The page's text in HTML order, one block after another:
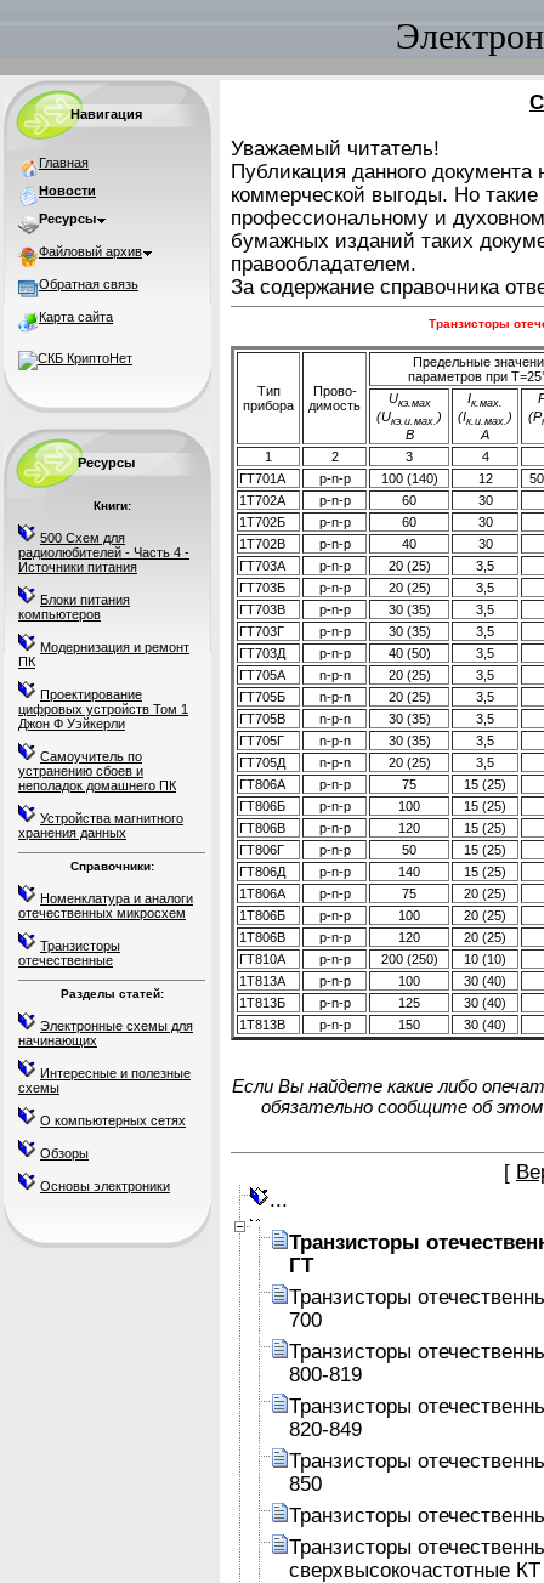
Навигация
Главная
Новости
Ресурсы
Файловый архив
Обратная связь
Карта сайта
Ресурсы
Книги:
500 Схем для
радиолюбителей - Часть 4 -
Источники питания
Блоки питания
компьютеров
Модернизация и ремонт
ПК
Проектирование
цифровых устройств Том 1
Джон Ф Уэйкерли
Самоучитель по
устранению сбоев и
неполадок домашнего ПК
Устройства магнитного
хранения данных
Справочники:
Номенклатура и аналоги
отечественных микросхем
Транзисторы
отечественные
Разделы статей:
Электронные схемы для
начинающих
Интересные и полезные
схемы
О компьютерных сетях
Обзоры
Основы электроники
Уважаемый читатель!
Публикация данного документа
коммерческой выгоды. Но
профессиональному и
бумажных изданий таких
правообладателем.
За содержание справочника
Транзисторы
Тип
прибора
Прово-
димость
Предельные
параметров при
Uкэ.мах
(Uкэ.и.мах.)
В
Iк.мах.
(Iк.и.мах.)
А
(Р
1 2 3
4
ГТ701А
p-n-p 100 (140) 12
1Т702А
p-n-p 60
30
1Т702Б
p-n-p 60
30
1Т702В
p-n-p 40
30
ГТ703А
p-n-p 20 (25)
3,5
ГТ703Б
p-n-p 20 (25)
3,5
ГТ703В
p-n-p 30 (35)
3,5
ГТ703Г
p-n-p 30 (35)
3,5
ГТ703Д
p-n-p 40 (50)
3,5
ГТ705А
n-p-n 20 (25)
3,5
ГТ705Б
n-p-n 20 (25)
3,5
ГТ705В
n-p-n 30 (35)
3,5
ГТ705Г
n-p-n 30 (35)
3,5
ГТ705Д
n-p-n 20 (25)
3,5
ГТ806А
p-n-p 75
15 (25)
ГТ806Б
p-n-p 100
15 (25)
ГТ806В
p-n-p 120
15 (25)
ГТ806Г
p-n-p 50
15 (25)
ГТ806Д
p-n-p 140
15 (25)
1Т806А
p-n-p 75
20 (25)
1Т806Б
p-n-p 100
20 (25)
1Т806В
p-n-p 120
20 (25)
ГТ810А
p-n-p 200 (250)
10 (10)
1Т813А
p-n-p 100
30 (40)
1Т813Б
p-n-p 125
30 (40)
1Т813В
p-n-p 150 30 (40)
Если Вы найдете какие либо
обязательно сообщите об
[
Транзисторы
ГТ
Транзисторы
700
Транзисторы
800-819
Транзисторы
820-849
Транзисторы
850
Транзисторы
Транзисторы
сверхвысокочастотные